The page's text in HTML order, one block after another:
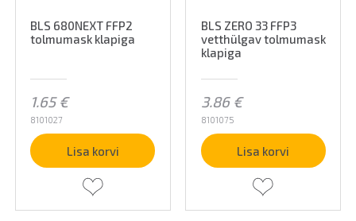
BLS 680NEXT FFP2
tolmumask klapiga
1.65€
8101027
Lisa korvi
BLS ZERO 33 FFP3
vetthülgav tolmumask
klapiga
3.86 €
8101075
Lisa korvi